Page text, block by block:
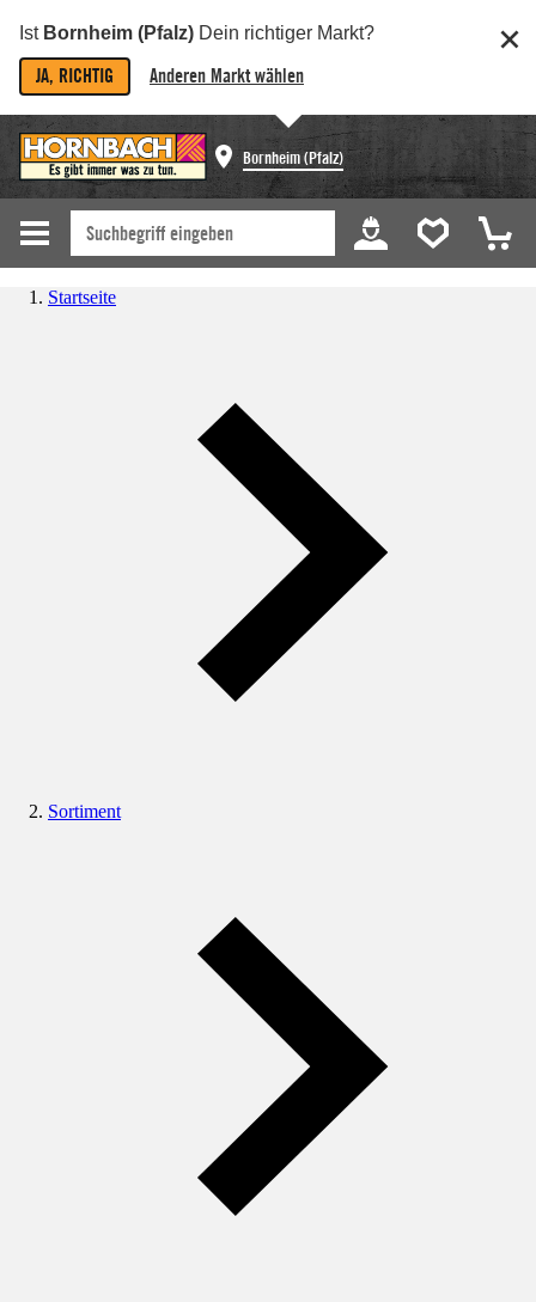
Ist Bornheim (Pfalz) Dein richtiger Markt?
JA, RICHTIG Anderen Markt wählen
Bornheim (Pfalz)
Startseite
Sortiment